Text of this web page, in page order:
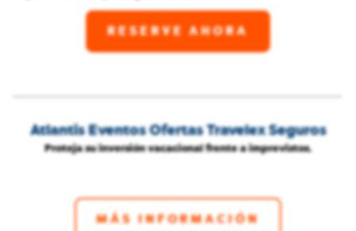
RESERVE AHORA
Atlantis Eventos Ofertas Travelex Seguros
Proteja su inversión vacacional frente a imprevistos.
MÁS INFORMACIÓN